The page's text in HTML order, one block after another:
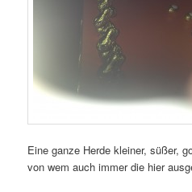
Eine ganze Herde kleiner, süßer,
von wem auch immer die hier